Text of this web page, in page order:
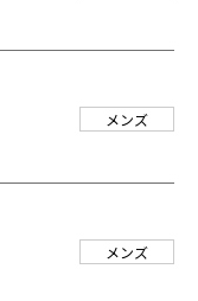
メンズ
メンズ